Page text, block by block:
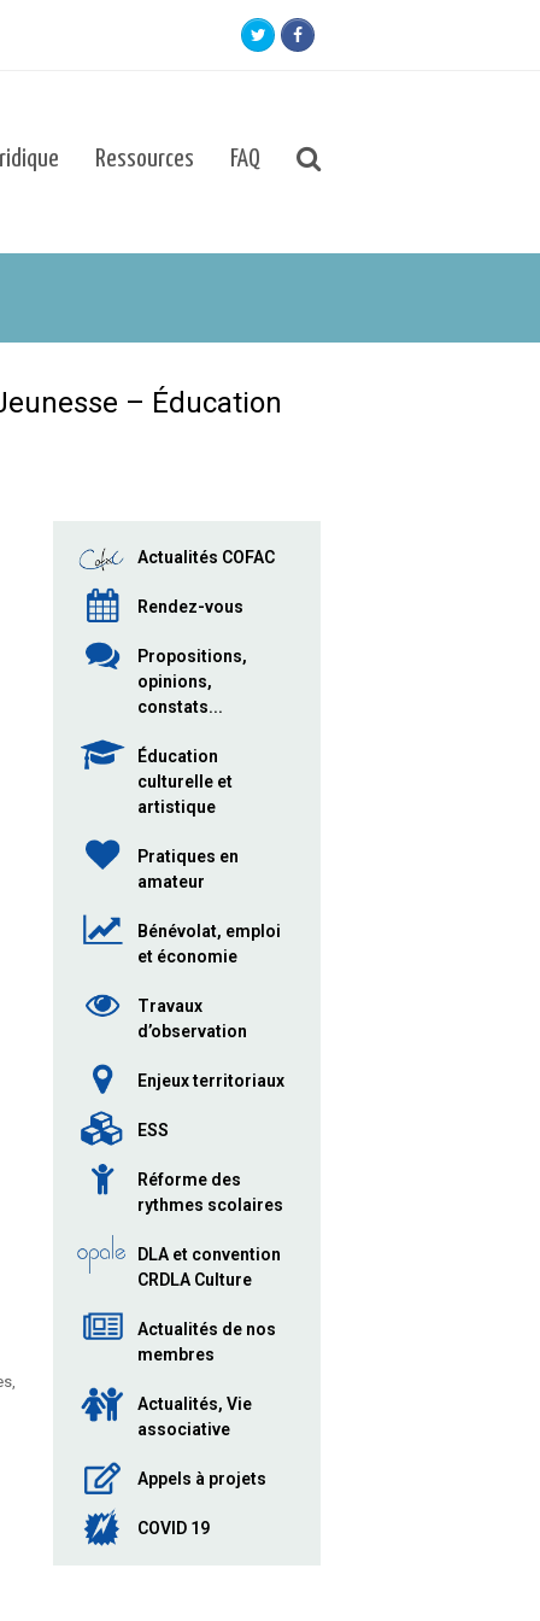
TwitterFacebook
Ressources FAQ
– Éducation
Actualités COFAC
Rendez-vous
Propositions,
opinions,
constats...
Éducation
culturelle et
artistique
Pratiques en
amateur
Bénévolat, emploi
et économie
Travaux
d’observation
Enjeux territoriaux
ESS
Réforme des
rythmes scolaires
DLA et convention
CRDLA Culture
Actualités de nos
membres
Actualités, Vie
associative
Appels à projets
COVID 19